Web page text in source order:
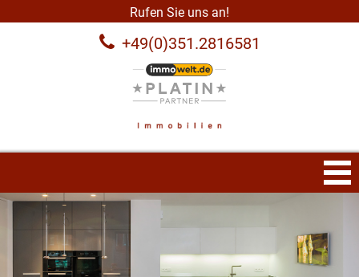
Rufen Sie uns an!
+49(0)351.2816581